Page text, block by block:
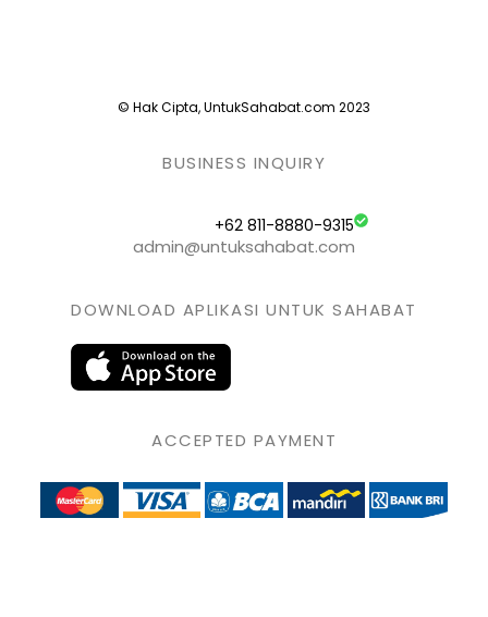
© Hak Cipta, UntukSahabat.com 2023
BUSINESS INQUIRY
+62 811-8880-9315
admin@untuksahabat.com
DOWNLOAD APLIKASI UNTUK SAHABAT
ACCEPTED PAYMENT